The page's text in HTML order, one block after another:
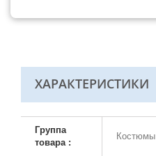
ХАРАКТЕРИСТИКИ
Группа
товара :